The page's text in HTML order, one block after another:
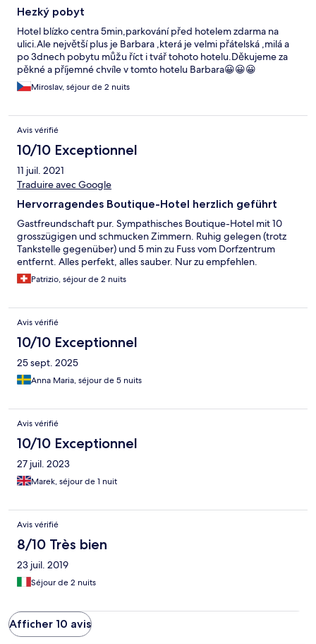
Hezký pobyt
Hotel blízko centra 5min,parkování před hotelem zdarma na
ulici.Ale největší plus je Barbara ,která je velmi přátelská ,milá a
po 3dnech pobytu můžu říct i tvář tohoto hotelu.Děkujeme za
pěkné a příjemné chvíle v tomto hotelu Barbara😀😀😀
Miroslav, séjour de 2 nuits
Avis vérifié
10/10 Exceptionnel
11 juil. 2021
Traduire avec Google
Hervorragendes Boutique-Hotel herzlich geführt
Gastfreundschaft pur. Sympathisches Boutique-Hotel mit 10
grosszügigen und schmucken Zimmern. Ruhig gelegen (trotz
Tankstelle gegenüber) und 5 min zu Fuss vom Dorfzentrum
entfernt. Alles perfekt, alles sauber. Nur zu empfehlen.
Patrizio, séjour de 2 nuits
Avis vérifié
10/10 Exceptionnel
25 sept. 2025
Anna Maria, séjour de 5 nuits
Avis vérifié
10/10 Exceptionnel
27 juil. 2023
Marek, séjour de 1 nuit
Avis vérifié
8/10 Très bien
23 juil. 2019
Séjour de 2 nuits
Afficher 10 avis